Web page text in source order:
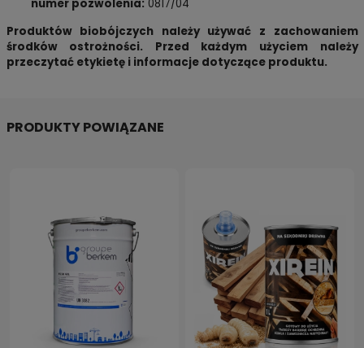
numer pozwolenia: 0817/04
Produktów biobójczych należy używać z zachowaniem
środków ostrożności. Przed każdym użyciem należy
przeczytać etykietę i informacje dotyczące produktu.
PRODUKTY POWIĄZANE